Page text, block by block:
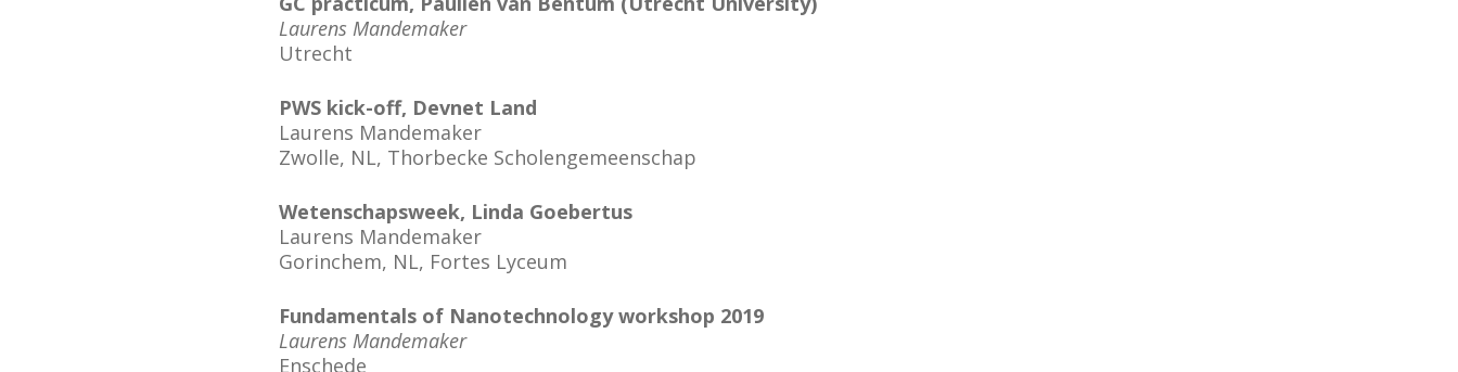
Laurens Mandemaker
Utrecht
PWS kick-off, Devnet Land
Laurens Mandemaker
Zwolle, NL, Thorbecke Scholengemeenschap
Wetenschapsweek, Linda Goebertus
Laurens Mandemaker
Gorinchem, NL, Fortes Lyceum
Fundamentals of Nanotechnology workshop 2019
Laurens Mandemaker
Enschede